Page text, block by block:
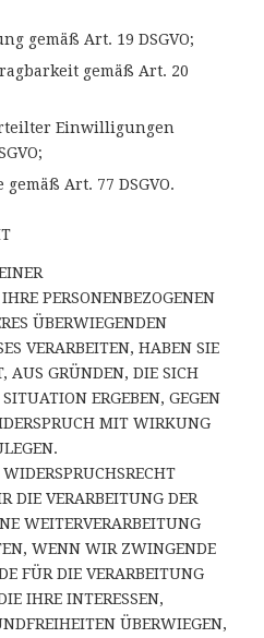
gemäß Art. 19 DSGVO;
gemäß Art. 20
Einwilligungen
Art. 77 DSGVO.
PERSONENBEZOGENEN
ÜBERWIEGENDEN
VERARBEITEN, HABEN SIE
AUS GRÜNDEN, DIE SICH
ERGEBEN, GEGEN
MIT WIRKUNG
DIE VERARBEITUNG DER
WEITERVERARBEITUNG
WENN WIR ZWINGENDE
FÜR DIE VERARBEITUNG
IHRE INTERESSEN,
ÜBERWIEGEN,